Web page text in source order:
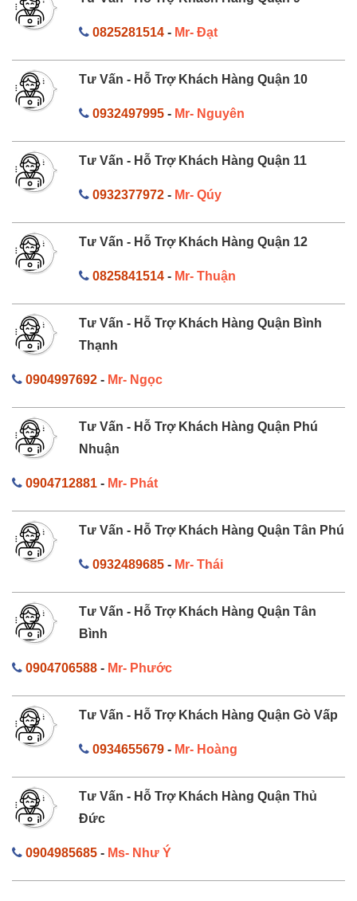
0825281514- Mr- Đạt
Tư Vấn - Hỗ Trợ Khách Hàng Quận 10
0932497995- Mr- Nguyên
Tư Vấn - Hỗ Trợ Khách Hàng Quận 11
0932377972- Mr- Qúy
Tư Vấn - Hỗ Trợ Khách Hàng Quận 12
0825841514- Mr- Thuận
Tư Vấn - Hỗ Trợ Khách Hàng Quận Bình
Thạnh
0904997692 - Mr- Ngọc
Tư Vấn - Hỗ Trợ Khách Hàng Quận Phú
Nhuận
0904712881 - Mr- Phát
Tư Vấn - Hỗ Trợ Khách Hàng Quận Tân Phú
0932489685- Mr- Thái
Tư Vấn - Hỗ Trợ Khách Hàng Quận Tân
Bình
0904706588 - Mr- Phước
Tư Vấn - Hỗ Trợ Khách Hàng Quận Gò Vấp
0934655679- Mr- Hoàng
Tư Vấn - Hỗ Trợ Khách Hàng Quận Thủ
Đức
0904985685 - Ms- Như Ý